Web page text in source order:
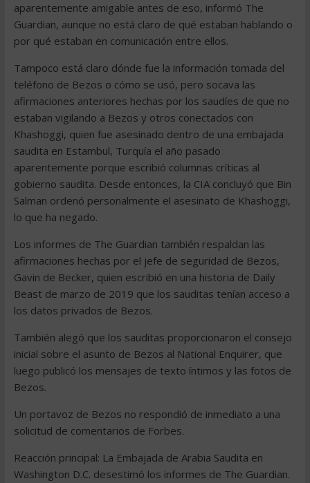
aparentemente amigable antes de eso, informó The
Guardian, aunque no está claro de qué estaban hablando o
por qué estaban en comunicación entre ellos.
Tampoco está claro dónde fue la información tomada del
teléfono de Bezos o cómo se usó, pero socava las
afirmaciones anteriores hechas por los saudíes de que no
estaban vigilando a Bezos y otros conectados con
Khashoggi, quien fue asesinado dentro de una embajada
saudita en Estambul, Turquía el año pasado
aparentemente porque escribió columnas críticas al
gobierno saudita. Desde entonces, la CIA concluyó que Bin
Salman ordenó personalmente el asesinato de Khashoggi,
lo que ha negado.
Los informes de The Guardian también respaldan las
afirmaciones hechas por el jefe de seguridad de Bezos,
Gavin de Becker, quien escribió en una historia de Daily
Beast de marzo de 2019 que los sauditas tenían acceso a
los datos privados de Bezos.
También alegó que los sauditas proporcionaron el consejo
inicial sobre el asunto de Bezos al National Enquirer, que
luego publicó los mensajes de texto íntimos y las fotos de
Bezos.
Un portavoz de Bezos no respondió de inmediato a una
solicitud de comentarios de Forbes.
Reacción principal: La Embajada de Arabia Saudita en
Washington D.C. desestimó los informes de The Guardian.